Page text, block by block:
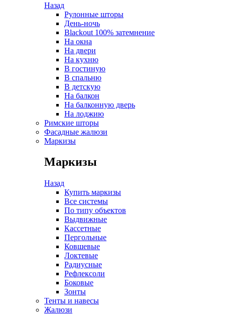
Назад
Рулонные шторы
День-ночь
Blackout 100% затемнение
На окна
На двери
На кухню
В гостиную
В спальню
В детскую
На балкон
На балконную дверь
На лоджию
Римские шторы
Фасадные жалюзи
Маркизы
Маркизы
Назад
Купить маркизы
Все системы
По типу объектов
Выдвижные
Кассетные
Пергольные
Ковшевые
Локтевые
Радиусные
Рефлексоли
Боковые
Зонты
Тенты и навесы
Жалюзи